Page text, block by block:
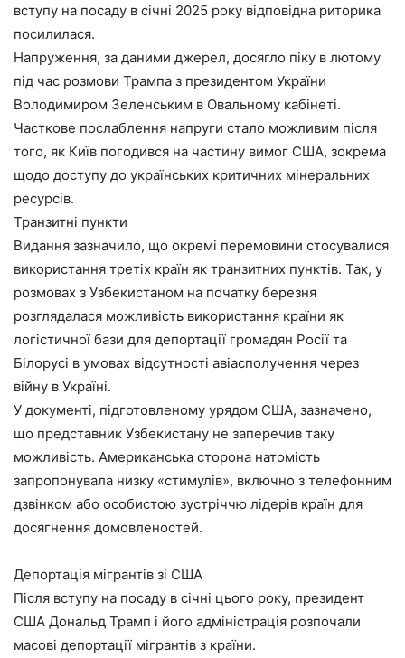
вступу на посаду в січні 2025 року відповідна риторика
посилилася.
Напруження, за даними джерел, досягло піку в лютому
під час розмови Трампа з президентом України
Володимиром Зеленським в Овальному кабінеті.
Часткове послаблення напруги стало можливим після
того, як Київ погодився на частину вимог США, зокрема
щодо доступу до українських критичних мінеральних
ресурсів.
Транзитні пункти
Видання зазначило, що окремі перемовини стосувалися
використання третіх країн як транзитних пунктів. Так, у
розмовах з Узбекистаном на початку березня
розглядалася можливість використання країни як
логістичної бази для депортації громадян Росії та
Білорусі в умовах відсутності авіасполучення через
війну в Україні.
У документі, підготовленому урядом США, зазначено,
що представник Узбекистану не заперечив таку
можливість. Американська сторона натомість
запропонувала низку «стимулів», включно з телефонним
дзвінком або особистою зустріччю лідерів країн для
досягнення домовленостей.
Депортація мігрантів зі США
Після вступу на посаду в січні цього року, президент
США Дональд Трамп і його адміністрація розпочали
масові депортації мігрантів з країни.